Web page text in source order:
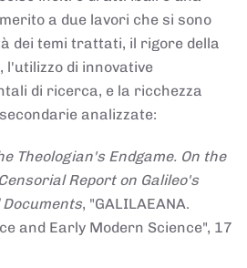
a due lavori che si sono
dei temi trattati, il rigore della
di innovative
di ricerca, e la ricchezza
analizzate:
Theologian's Endgame. On the
Report on Galileo's
Documents, "GALILAEANA.
and Early Modern Science", 17